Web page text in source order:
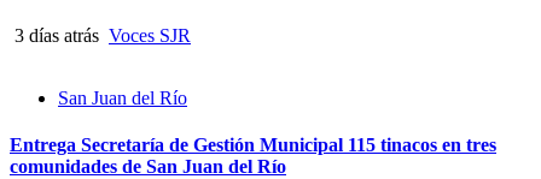
3 días atrás Voces SJR
San Juan del Río
Entrega Secretaría de Gestión Municipal 115 tinacos en tres
comunidades de San Juan del Río